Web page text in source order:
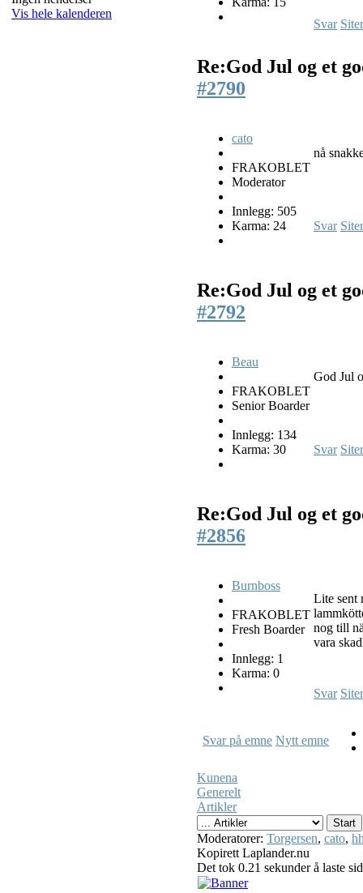
Vis hele kalenderen
Svar Siter
Re:God Jul og et
#2790
cato
FRAKOBLET
Moderator
Innlegg: 505
Karma: 24
nå
Svar Siter
Re:God Jul og et
#2792
Beau
FRAKOBLET
Senior Boarder
Innlegg: 134
Karma: 30
God Jul
Svar Siter
Re:God Jul og et
#2856
Burnboss
FRAKOBLET
Fresh Boarder
Innlegg: 1
Karma: 0
Lite sent
nog till
vara
Svar Siter
Svar på emne Nytt emne
Kunena
Generelt
Artikler
Moderatorer: Torgersen, cato,
Kopirett Laplander.nu
Det tok 0.21 sekunder å laste